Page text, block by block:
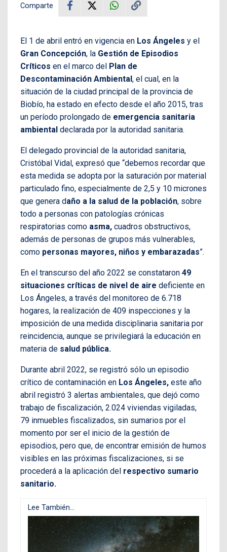
Comparte
El 1 de abril entró en vigencia en Los Ángeles y el
Gran Concepción, la Gestión de Episodios
Críticos en el marco del Plan de
Descontaminación Ambiental, el cual, en la
situación de la ciudad principal de la provincia de
Biobío, ha estado en efecto desde el año 2015, tras
un período prolongado de emergencia sanitaria
ambiental declarada por la autoridad sanitaria.
El delegado provincial de la autoridad sanitaria,
Cristóbal Vidal, expresó que “debemos recordar que
esta medida se adopta por la saturación por material
particulado fino, especialmente de 2,5 y 10 micrones
que genera daño a la salud de la población, sobre
todo a personas con patologías crónicas
respiratorias como asma, cuadros obstructivos,
además de personas de grupos más vulnerables,
como personas mayores, niños y embarazadas”.
En el transcurso del año 2022 se constataron 49
situaciones críticas de nivel de aire deficiente en
Los Ángeles, a través del monitoreo de 6.718
hogares, la realización de 409 inspecciones y la
imposición de una medida disciplinaria sanitaria por
reincidencia, aunque se privilegiará la educación en
materia de salud pública.
Durante abril 2022, se registró sólo un episodio
crítico de contaminación en Los Ángeles, este año
abril registró 3 alertas ambientales, que dejó como
trabajo de fiscalización, 2.024 viviendas vigiladas,
79 inmuebles fiscalizados, sin sumarios por el
momento por ser el inicio de la gestión de
episodios, pero que, de encontrar emisión de humos
visibles en las próximas fiscalizaciones, si se
procederá a la aplicación del respectivo sumario
sanitario.
Lee También...